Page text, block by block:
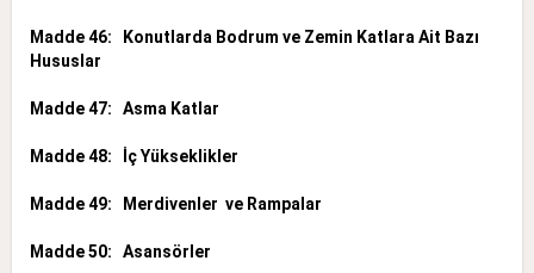
Madde 46: Konutlarda Bodrum ve Zemin Katlara Ait Bazı
Hususlar
Madde 47: Asma Katlar
Madde 48: İç Yükseklikler
Madde 49: Merdivenler ve Rampalar
Madde 50: Asansörler